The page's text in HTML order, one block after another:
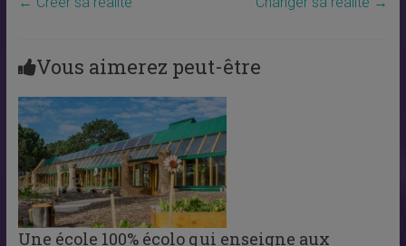
Vous aimerez peut-être
Une école 100% écolo qui enseigne aux